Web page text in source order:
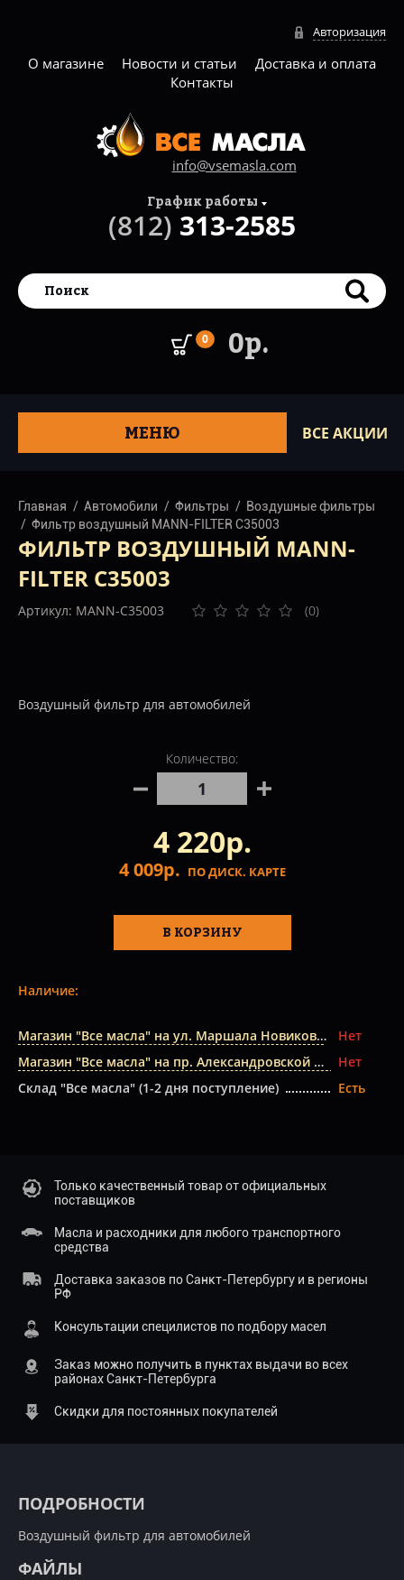
Авторизация
О магазине Новости и статьи
Доставка и оплата
Контакты
info@vsemasla.com
0 0р.
График работы
(812) 313-2585
МЕНЮ ВСЕ АКЦИИ
Главная Автомобили Фильтры
Воздушные фильтры
Фильтр воздушный MANN-FILTER C35003
ФИЛЬТР ВОЗДУШНЫЙ MANN-
FILTER C35003
Артикул: MANN-C35003 (0)
Воздушный фильтр для автомобилей
Количество:
4 220р.
4 009р. ПО ДИСК. КАРТЕ
В КОРЗИНУ
Наличие:
Магазин "Все масла" на ул. Маршала Новикова
Нет
Магазин "Все масла" на пр. Александровской Фермы
Нет
Склад "Все масла" (1-2 дня поступление)
Есть
Только качественный товар от официальных
поставщиков
Масла и расходники для любого транспортного
средства
Доставка заказов по Санкт-Петербургу и в регионы
РФ
Консультации специлистов по подбору масел
Заказ можно получить в пунктах выдачи во всех
районах Санкт-Петербурга
Скидки для постоянных покупателей
ПОДРОБНОСТИ
Воздушный фильтр для автомобилей
ФАЙЛЫ